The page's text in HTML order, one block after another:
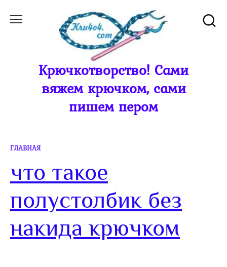
Крючкотворство! Сами
вяжем крючком, сами
пишем пером
ГЛАВНАЯ
что такое
полустолбик без
накида крючком